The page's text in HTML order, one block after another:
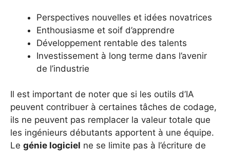
Perspectives nouvelles et idées novatrices
Enthousiasme et soif d’apprendre
Développement rentable des talents
Investissement à long terme dans l’avenir
de l’industrie
Il est important de noter que si les outils d’IA
peuvent contribuer à certaines tâches de codage,
ils ne peuvent pas remplacer la valeur totale que
les ingénieurs débutants apportent à une équipe.
Le génie logiciel ne se limite pas à l’écriture de